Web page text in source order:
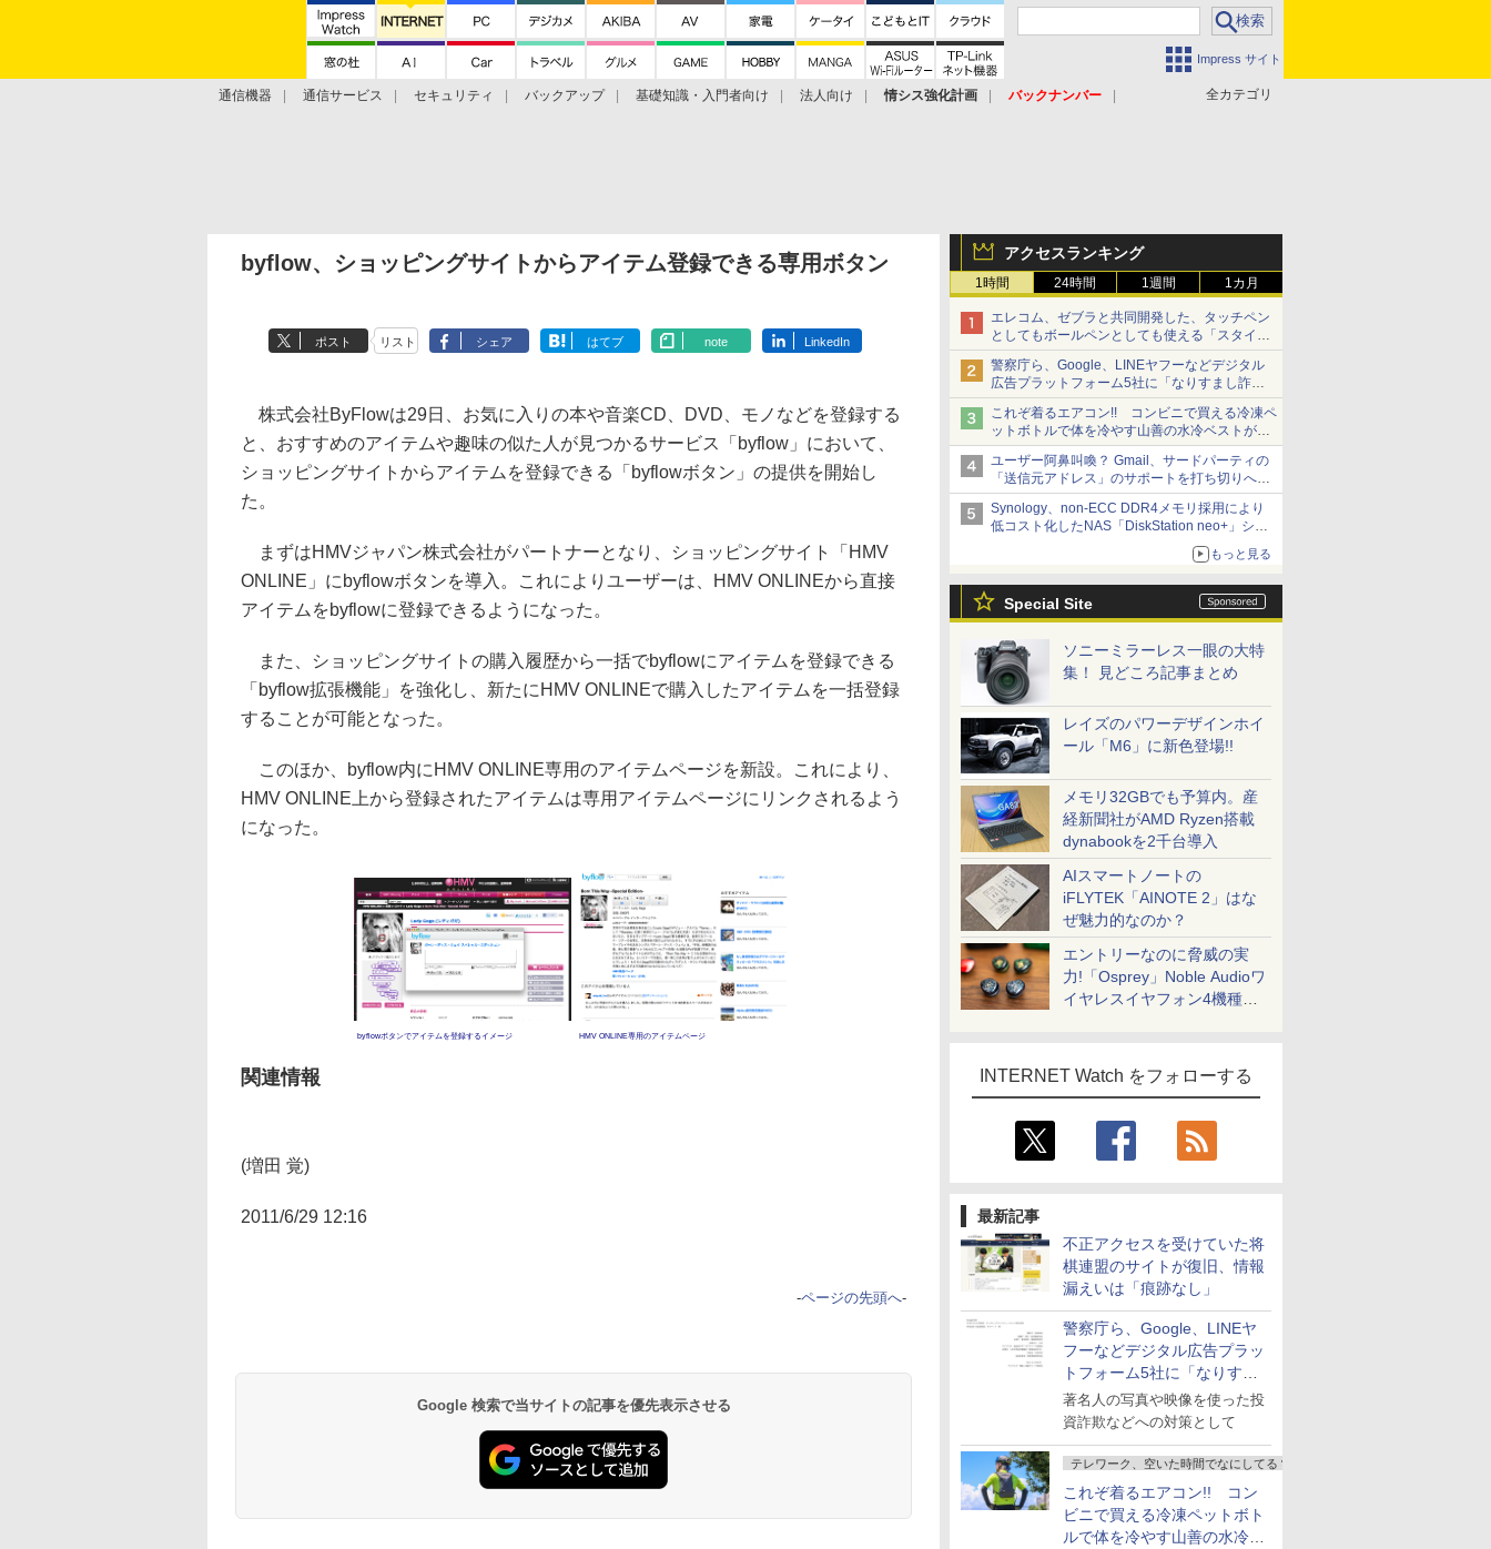
Impress サイト
全カテゴリ
通信機器 通信サービス セキュリティ バックアップ 基礎知識・入門者向け 法人向け 情シス強化計画
バックナンバー
アクセスランキング
1時間 24時間 1週間 1カ月
エレコム、ゼブラと共同開発した、タッチペン
としてもボールペンとしても使える「スタイラ
スツーウェイ」発売 iPadにも紙にも、持ち替
えずに書き込める
警察庁ら、Google、LINEヤフーなどデジタル
広告プラットフォーム5社に「なりすまし詐欺
広告」対策強化を要請 著名人の写真や映像を
使った投資詐欺などへの対策として
これぞ着るエアコン!! コンビニで買える冷凍ペ
ットボトルで体を冷やす山善の水冷ベストがロ
ードバイクにちょうどいい【ぼっち・ざ・ろー
ど！その14】【空いた時間でなにしてる？】
ユーザー阿鼻叫喚？ Gmail、サードパーティの
「送信元アドレス」のサポートを打ち切りへ
【やじうまWatch】
Synology、non-ECC DDR4メモリ採用により
低コスト化したNAS「DiskStation neo+」シリ
ーズ 予算を抑えて導入でき、ECCメモリへの
もっと見る
Special Site
ソニーミラーレス一眼の大特
集！ 見どころ記事まとめ
レイズのパワーデザインホイ
ール「M6」に新色登場!!
メモリ32GBでも予算内。産
経新聞社がAMD Ryzen搭載
dynabookを2千台導入
AIスマートノートの
iFLYTEK「AINOTE 2」はな
ぜ魅力的なのか？
エントリーなのに脅威の実
力!「Osprey」Noble Audioワ
イヤレスイヤフォン4機種を
INTERNET Watch をフォローする
最新記事
不正アクセスを受けていた将
棋連盟のサイトが復旧、情報
漏えいは「痕跡なし」
警察庁ら、Google、LINEヤ
フーなどデジタル広告プラッ
トフォーム5社に「なりすま
し詐欺広告」対策強化を要請
著名人の写真や映像を使った投
資詐欺などへの対策として
テレワーク、空いた時間でなにしてる？
これぞ着るエアコン!! コン
ビニで買える冷凍ペットボト
ルで体を冷やす山善の水冷ベ
byflow、ショッピングサイトからアイテム登録できる専用ボタン
ポスト リスト シェア はてブ note LinkedIn
株式会社ByFlowは29日、お気に入りの本や音楽CD、DVD、モノなどを登録する
と、おすすめのアイテムや趣味の似た人が見つかるサービス「byflow」において、
ショッピングサイトからアイテムを登録できる「byflowボタン」の提供を開始し
た。
まずはHMVジャパン株式会社がパートナーとなり、ショッピングサイト「HMV
ONLINE」にbyflowボタンを導入。これによりユーザーは、HMV ONLINEから直接
アイテムをbyflowに登録できるようになった。
また、ショッピングサイトの購入履歴から一括でbyflowにアイテムを登録できる
「byflow拡張機能」を強化し、新たにHMV ONLINEで購入したアイテムを一括登録
することが可能となった。
このほか、byflow内にHMV ONLINE専用のアイテムページを新設。これにより、
HMV ONLINE上から登録されたアイテムは専用アイテムページにリンクされるよう
になった。
byflowボタンでアイテムを登録するイメージ HMV ONLINE専用のアイテムページ
関連情報
(増田 覚)
2011/6/29 12:16
-ページの先頭へ-
Google 検索で当サイトの記事を優先表示させる